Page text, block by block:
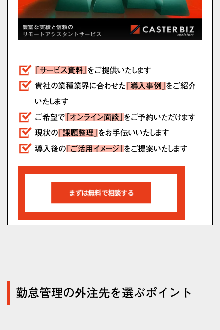
「サービス資料」 をご提供いたします
貴社の業種業界に合わせた 「導入事例」 をご紹介
いたします
ご希望で 「オンライン面談」 をご予約いただけます
現状の 「課題整理」 をお手伝いいたします
導入後の 「ご活用イメージ」 をご提案いたします
勤怠管理の外注先を選ぶポイント